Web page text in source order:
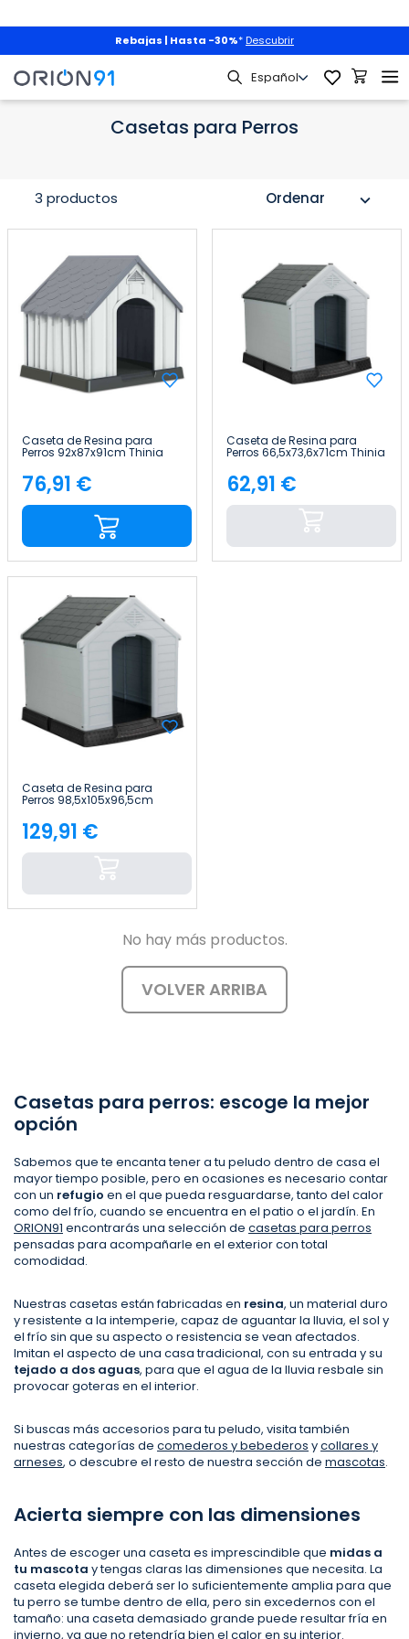
Rebajas | Hasta -30%* Descubrir
Mascotas Casetas para Perros
Casetas para Perros
Ordenar expand_more
3 productos
Caseta de Resina para
Perros 92x87x91cm Thinia
Precio
76,91 €
Caseta de Resina para
Perros 66,5x73,6x71cm Thinia
Precio
62,91 €
Caseta de Resina para
Perros 98,5x105x96,5cm
Precio
129,91 €
No hay más productos.
VOLVER ARRIBA
Casetas para perros: escoge la mejor
opción
Sabemos que te encanta tener a tu peludo dentro de casa el
mayor tiempo posible, pero en ocasiones es necesario contar
con un refugio en el que pueda resguardarse, tanto del calor
como del frío, cuando se encuentra en el patio o el jardín. En
ORION91 encontrarás una selección de casetas para perros
pensadas para acompañarle en el exterior con total
comodidad.
Nuestras casetas están fabricadas en resina, un material duro
y resistente a la intemperie, capaz de aguantar la lluvia, el sol y
el frío sin que su aspecto o resistencia se vean afectados.
Imitan el aspecto de una casa tradicional, con su entrada y su
tejado a dos aguas, para que el agua de la lluvia resbale sin
provocar goteras en el interior.
Si buscas más accesorios para tu peludo, visita también
nuestras categorías de comederos y bebederos ycollares y
arneses, o descubre el resto de nuestra sección de mascotas.
Acierta siempre con las dimensiones
Antes de escoger una caseta es imprescindible que midas a
tu mascota y tengas claras las dimensiones que necesita. La
caseta elegida deberá ser lo suficientemente amplia para que
tu perro se tumbe dentro de ella, pero sin excedernos con el
tamaño: una caseta demasiado grande puede resultar fría en
invierno, ya que no retendría bien el calor en su interior.